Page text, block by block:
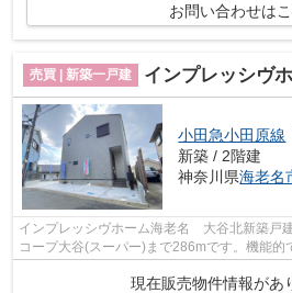
お問い合わせは
売買 | 新築一戸建 インプレッシヴホーム海
小田急小田原線
新築 / 2階建
神奈川県海老名
インプレッシヴホーム海老名 大谷北新築戸
コープ大谷(スーパー)まで286mです。機能的
付きなので、お料理を楽しめます。厚...
現在販売物件情報があ